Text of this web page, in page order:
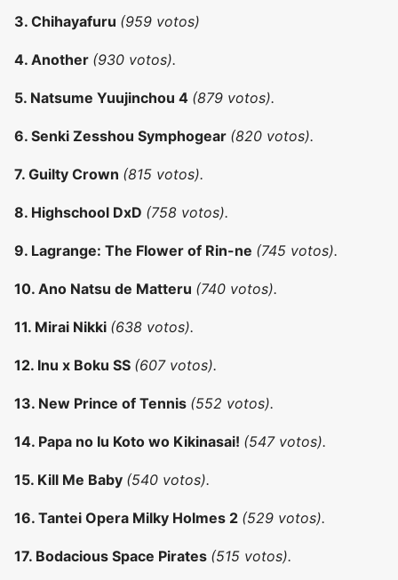
3. Chihayafuru (959 votos)
4. Another (930 votos).
5. Natsume Yuujinchou 4 (879 votos).
6. Senki Zesshou Symphogear (820 votos).
7. Guilty Crown (815 votos).
8. Highschool DxD (758 votos).
9. Lagrange: The Flower of Rin-ne (745 votos).
10. Ano Natsu de Matteru (740 votos).
11. Mirai Nikki (638 votos).
12. Inu x Boku SS (607votos).
13. New Prince of Tennis (552 votos).
14. Papa no Iu Koto wo Kikinasai! (547votos).
15. Kill Me Baby (540 votos).
16. Tantei Opera Milky Holmes 2 (529 votos).
17. Bodacious Space Pirates (515 votos).